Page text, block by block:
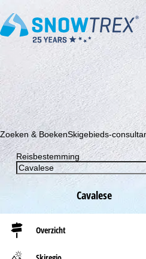
Schrijf je in voor onze
Zoeken & BoekenSkigebieds-
Reisbestemming
Cavalese
Overzicht